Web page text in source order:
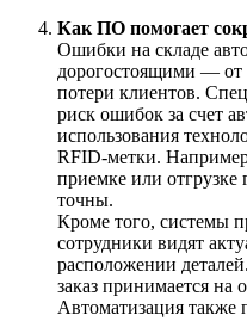
Как ПО помогает
Ошибки на складе
дорогостоящими — от
потери клиентов.
риск ошибок за счет
использования
RFID-метки.
приемке или отгрузке
точны.
Кроме того, системы
сотрудники видят
расположении
заказ принимается на
Автоматизация также